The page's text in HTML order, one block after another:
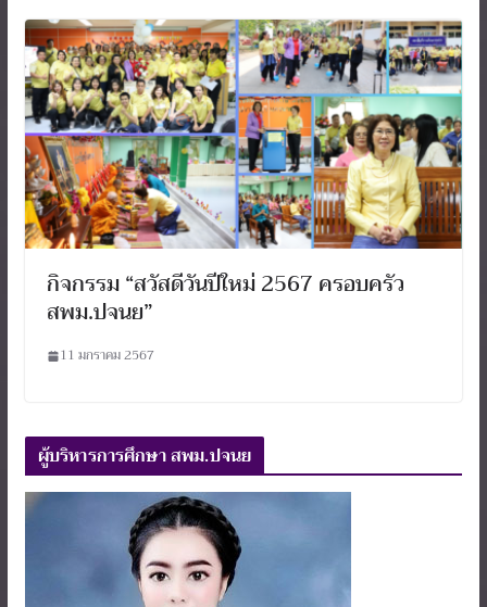
กิจกรรม “สวัสดีวันปีใหม่ 2567 ครอบครัว
สพม.ปจนย”
11 มกราคม 2567
ผู้บริหารการศึกษา สพม.ปจนย